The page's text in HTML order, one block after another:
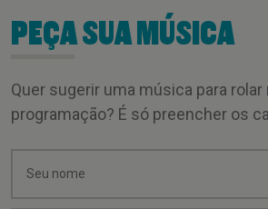
PEÇA SUA MÚSICA
Quer sugerir uma música para rolar
programação? É só preencher os